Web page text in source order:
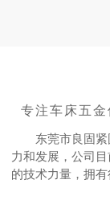
东莞市良固紧
力和发展，公司
的技术力量，拥